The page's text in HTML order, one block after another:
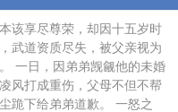
该享尽尊荣，却因十五岁时
武道资质尽失，被父亲视为
一日，因弟弟觊觎他的未婚
风打成重伤，父母不但不帮
跪下给弟弟道歉。 一怒之